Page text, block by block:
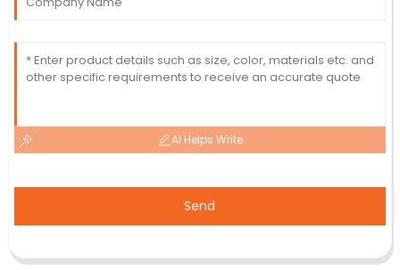
AI Helps Write
Send